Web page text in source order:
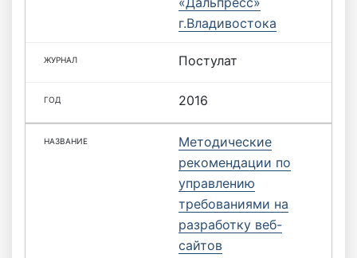
г.Владивостока
Постулат
2016
Методические
рекомендации по
управлению
требованиями на
разработку веб-
сайтов